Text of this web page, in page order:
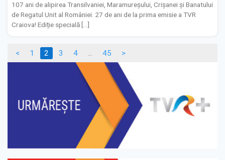
107 ani de alipirea Transilvaniei, Maramureșului, Crișanei și Banatului
de Regatul Unit al României. 27 de ani de la prima emisie a TVR
Craiova! Ediție specială […]
Navigare
< 1 2 3 4 … 45 >